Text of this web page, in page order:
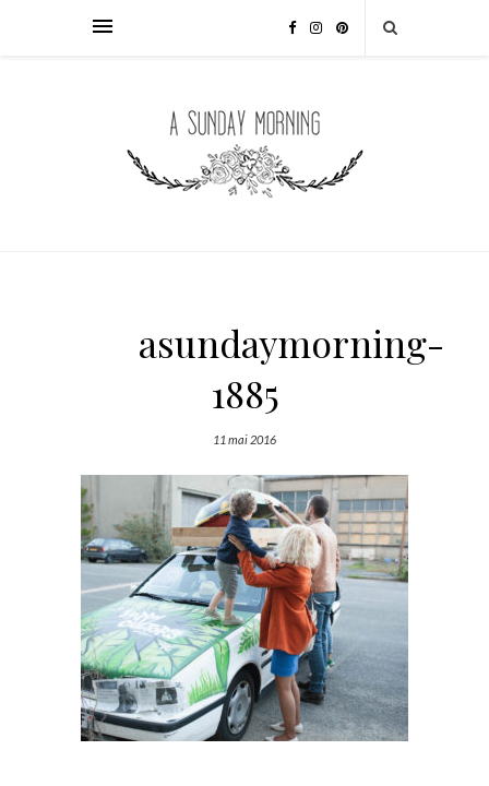
asundaymorning-
1885
11 mai 2016